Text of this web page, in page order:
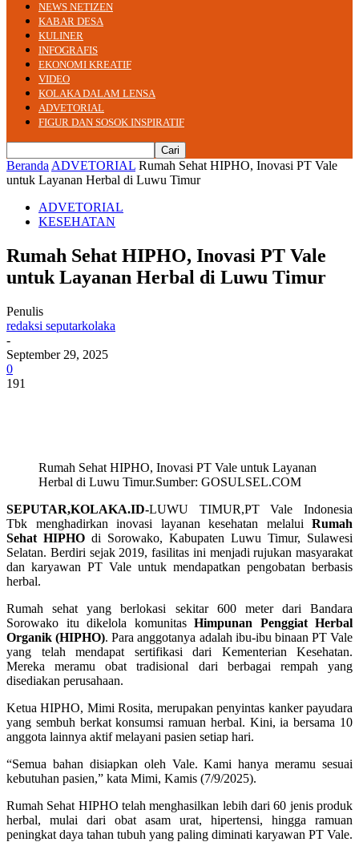
NEWS NETIZEN
KABAR DESA
KULINER
INFOGRAFIS
EKONOMI KREATIF
VIDEO
KOLAKA DALAM LENSA
ADVETORIAL
FIGUR DAN SOSOK INSPIRATIF
Beranda ADVETORIAL Rumah Sehat HIPHO, Inovasi PT Vale
untuk Layanan Herbal di Luwu Timur
ADVETORIAL
KESEHATAN
Rumah Sehat HIPHO, Inovasi PT Vale
untuk Layanan Herbal di Luwu Timur
Penulis
redaksi seputarkolaka
-
September 29, 2025
0
191
Rumah Sehat HIPHO, Inovasi PT Vale untuk Layanan
Herbal di Luwu Timur.Sumber: GOSULSEL.COM
SEPUTAR,KOLAKA.ID-LUWU TIMUR,PT Vale Indonesia
Tbk menghadirkan inovasi layanan kesehatan melalui Rumah
Sehat HIPHO di Sorowako, Kabupaten Luwu Timur, Sulawesi
Selatan. Berdiri sejak 2019, fasilitas ini menjadi rujukan masyarakat
dan karyawan PT Vale untuk mendapatkan pengobatan berbasis
herbal.
Rumah sehat yang berlokasi sekitar 600 meter dari Bandara
Sorowako itu dikelola komunitas Himpunan Penggiat Herbal
Organik (HIPHO). Para anggotanya adalah ibu-ibu binaan PT Vale
yang telah mendapat sertifikasi dari Kementerian Kesehatan.
Mereka meramu obat tradisional dari berbagai rempah yang
disediakan perusahaan.
Ketua HIPHO, Mimi Rosita, merupakan penyintas kanker payudara
yang sembuh berkat konsumsi ramuan herbal. Kini, ia bersama 10
anggota lainnya aktif melayani pasien setiap hari.
“Semua bahan disiapkan oleh Vale. Kami hanya meramu sesuai
kebutuhan pasien,” kata Mimi, Kamis (7/9/2025).
Rumah Sehat HIPHO telah menghasilkan lebih dari 60 jenis produk
herbal, mulai dari obat asam urat, hipertensi, hingga ramuan
peningkat daya tahan tubuh yang paling diminati karyawan PT Vale.